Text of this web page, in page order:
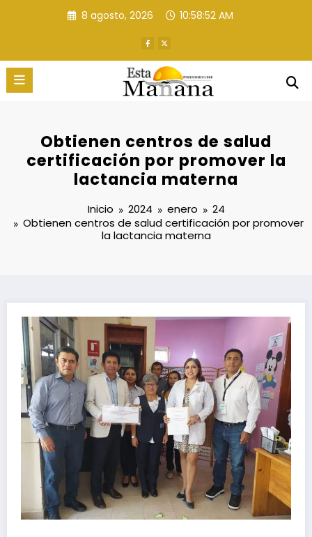
8 agosto, 2026 10:58:53 AM
Obtienen centros de salud
certificación por promover la
lactancia materna
Inicio 2024 enero
24
Obtienen centros de salud certificación por promover
la lactancia materna